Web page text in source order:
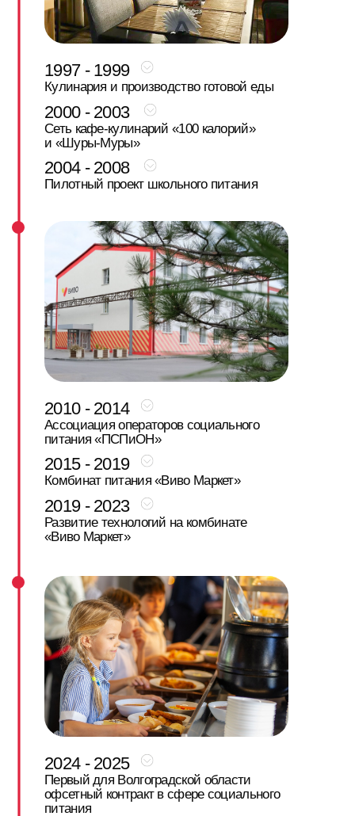
Новый фокус — собственное производство.
В 1997 году запускается кондитерский цех:
Производство становится способом
контролировать главное — качество и
К концу 1990-х рынок меняется: в регион
приходят международные ритейлеры, и
компания осознанно отказывается от
конкуренции в классическом ритейле. ВИВО
продаёт магазины, сохраняя недвижимость,
сосредоточиться на производстве готовой
еды. Цель остаётся прежней:делать еду
качественной, понятной и справедливой
по цене, но уже в новом масштабе.
Компания инвестирует в технологии:
европейское оборудование,
пароконвектоматы, шоковая заморозка. Это
позволяет производить еду стабильно,
безопасно и в больших объёмах. ВИВО
начинает поставки готовой продукции для
торговых сетей ЮФО.
Параллельно запускается собственный
общепит — сеть кафе-кулинарий «100
калорий», а затем и проекты нового
«народную» еду индустриально, не теряя
качества.
2000 - 2003
Развивается кейтеринг, корпоративное и
событийное питание. ВИВО работает на
городских праздниках, форумах,
общественных мероприятиях.
этот период приходит важное осознание:
есть группы людей, которые не могут
просто «выбрать» хорошую еду. Дети,
2004 - 2008